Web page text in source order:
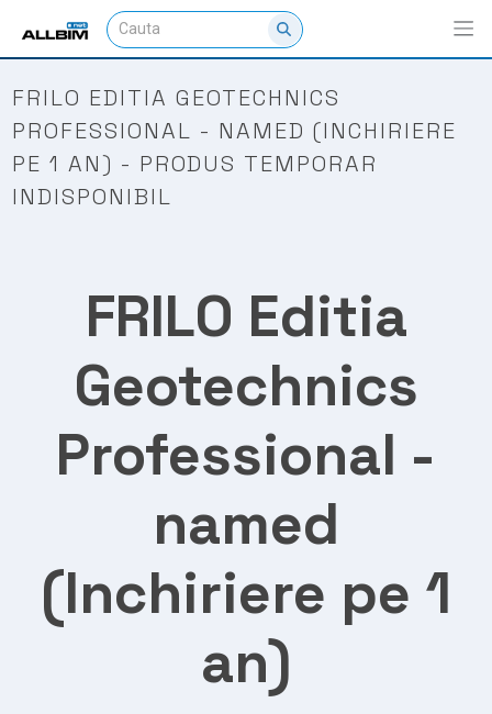
FRILO EDITIA GEOTECHNICS
PROFESSIONAL - NAMED (INCHIRIERE
PE 1 AN) - PRODUS TEMPORAR
INDISPONIBIL
FRILO Editia
Geotechnics
Professional -
named
(Inchiriere pe 1
an)